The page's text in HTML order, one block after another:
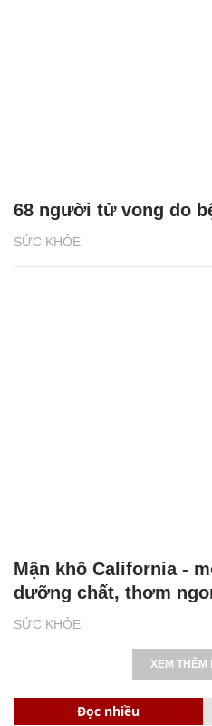
SỨC KHỎE
68 người tử vong do
SỨC KHỎE
Mận khô California -
dưỡng chất, thơm
XEM THÊM
Đọc nhiều